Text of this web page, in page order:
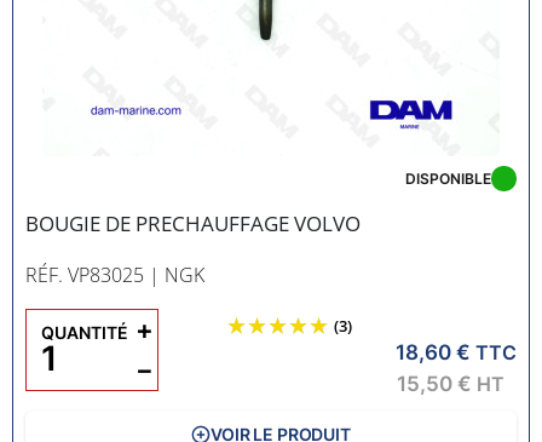
BOUGIE DE PRECHAUFFAGE VOLVO
RÉF. VP83025 | NGK
DISPONIBLE
(3)
18,60 € TTC
15,50 € HT
QUANTITÉ
−
+
VOIR LE PRODUIT